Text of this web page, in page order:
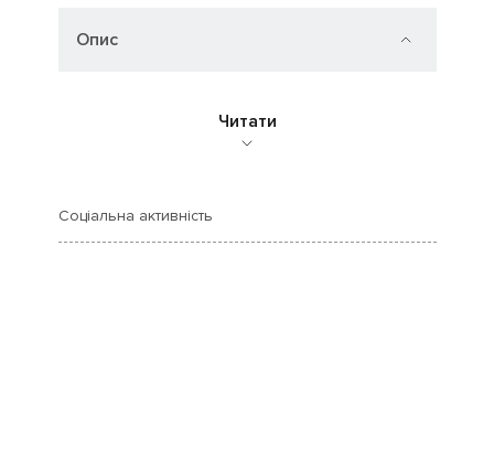
Опис
Читати
Соціальна активність